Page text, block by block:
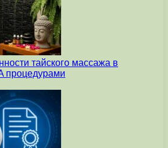
тайского массажа в
процедурами